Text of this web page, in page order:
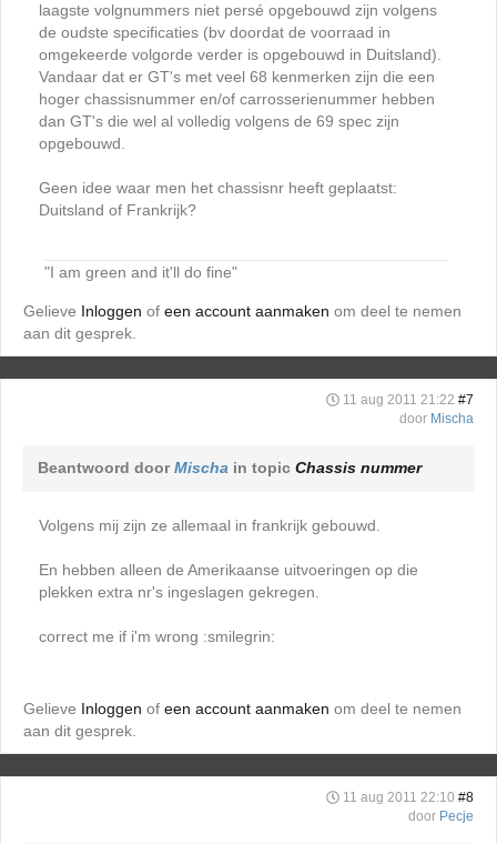
laagste volgnummers niet persé opgebouwd zijn volgens
de oudste specificaties (bv doordat de voorraad in
omgekeerde volgorde verder is opgebouwd in Duitsland).
Vandaar dat er GT's met veel 68 kenmerken zijn die een
hoger chassisnummer en/of carrosserienummer hebben
dan GT's die wel al volledig volgens de 69 spec zijn
opgebouwd.
Geen idee waar men het chassisnr heeft geplaatst:
Duitsland of Frankrijk?
"I am green and it'll do fine"
Gelieve Inloggen of een account aanmaken om deel te nemen
aan dit gesprek.
11 aug 2011 21:22 #7
door Mischa
Beantwoord doorMischa in topic Chassis nummer
Volgens mij zijn ze allemaal in frankrijk gebouwd.
En hebben alleen de Amerikaanse uitvoeringen op die
plekken extra nr's ingeslagen gekregen.
correct me if i'm wrong :smilegrin:
Gelieve Inloggen of een account aanmaken om deel te nemen
aan dit gesprek.
11 aug 2011 22:10 #8
door Pecje